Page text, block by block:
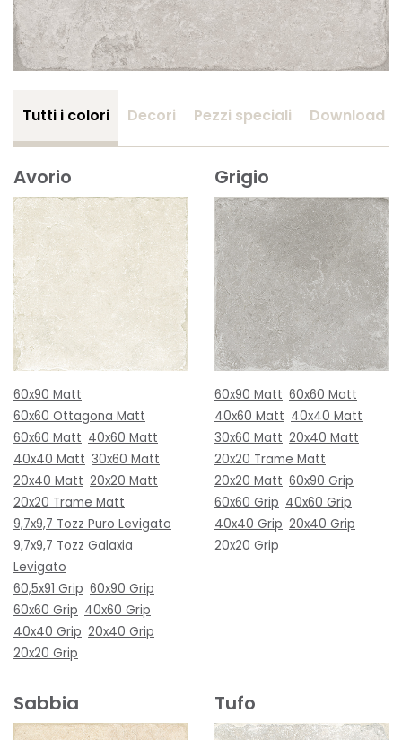
Tutti i colori Decori Pezzi speciali Download
Avorio
60x90 Matt
60x60 Ottagona Matt
60x60 Matt 40x60 Matt
40x40 Matt 30x60 Matt
20x40 Matt 20x20 Matt
20x20 Trame Matt
9,7x9,7 Tozz Puro Levigato
9,7x9,7 Tozz Galaxia
Levigato
60,5x91 Grip 60x90 Grip
60x60 Grip 40x60 Grip
40x40 Grip 20x40 Grip
20x20 Grip
Grigio
60x90 Matt 60x60 Matt
40x60 Matt 40x40 Matt
30x60 Matt 20x40 Matt
20x20 Trame Matt
20x20 Matt 60x90 Grip
60x60 Grip 40x60 Grip
40x40 Grip 20x40 Grip
20x20 Grip
Sabbia Tufo